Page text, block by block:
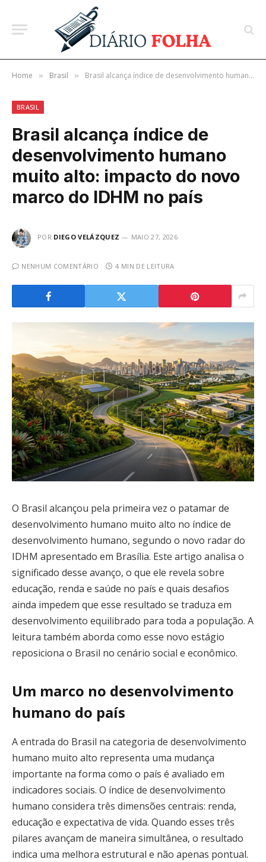
Home » Brasil » Brasil alcança índice de desenvolvimento humano muito alto: impacto do novo marco do IDHM no país
BRASIL
Brasil alcança índice de
desenvolvimento humano
muito alto: impacto do novo
marco do IDHM no país
POR DIEGO VELÁZQUEZ MAIO 27, 2026
NENHUM COMENTÁRIO 4 MIN DE LEITURA
O Brasil alcançou pela primeira vez o patamar de
desenvolvimento humano muito alto no índice de
desenvolvimento humano, segundo o novo radar do
IDHM apresentado em Brasília. Este artigo analisa o
significado desse avanço, o que ele revela sobre
educação, renda e saúde no país e quais desafios
ainda impedem que esse resultado se traduza em
desenvolvimento equilibrado para toda a população. A
leitura também aborda como esse novo estágio
reposiciona o Brasil no cenário social e econômico.
Um marco no desenvolvimento
humano do país
A entrada do Brasil na categoria de desenvolvimento
humano muito alto representa uma mudança
importante na forma como o país é avaliado em
indicadores sociais. O índice de desenvolvimento
humano considera três dimensões centrais: renda,
educação e expectativa de vida. Quando esses três
pilares avançam de maneira simultânea, o resultado
indica uma melhora estrutural e não apenas pontual.